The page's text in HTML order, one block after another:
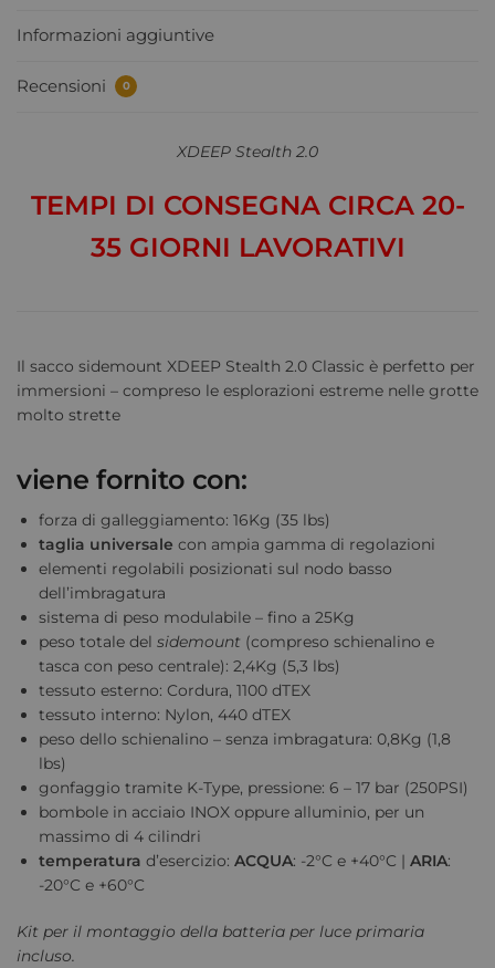
Informazioni aggiuntive
Recensioni 0
XDEEP Stealth 2.0
TEMPI DI CONSEGNA CIRCA 20-
35 GIORNI LAVORATIVI
Il sacco sidemount XDEEP Stealth 2.0 Classic è perfetto per
immersioni – compreso le esplorazioni estreme nelle grotte
molto strette
viene fornito con:
forza di galleggiamento: 16Kg (35 lbs)
taglia universale con ampia gamma di regolazioni
elementi regolabili posizionati sul nodo basso
dell’imbragatura
sistema di peso modulabile – fino a 25Kg
peso totale del sidemount (compreso schienalino e
tasca con peso centrale): 2,4Kg (5,3 lbs)
tessuto esterno: Cordura, 1100 dTEX
tessuto interno: Nylon, 440 dTEX
peso dello schienalino – senza imbragatura: 0,8Kg (1,8
lbs)
gonfaggio tramite K-Type, pressione: 6 – 17 bar (250PSI)
bombole in acciaio INOX oppure alluminio, per un
massimo di 4 cilindri
temperatura d’esercizio: ACQUA: -2°C e +40°C | ARIA:
-20°C e +60°C
Kit per il montaggio della batteria per luce primaria
incluso.